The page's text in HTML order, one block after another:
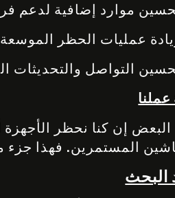
موارد إضافية لدعم
عمليات الحظر الموسعة
التواصل والتحديثات
عملنا
البعض إن كنا نحظر
المستمرين. فهذا
البحث